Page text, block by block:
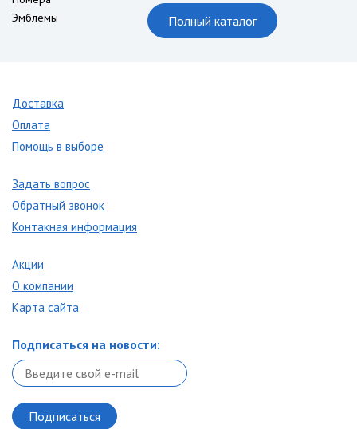
Эмблемы
Полный каталог
Доставка
Оплата
Помощь в выборе
Задать вопрос
Обратный звонок
Контакная информация
Акции
О компании
Карта сайта
Подписаться на новости: